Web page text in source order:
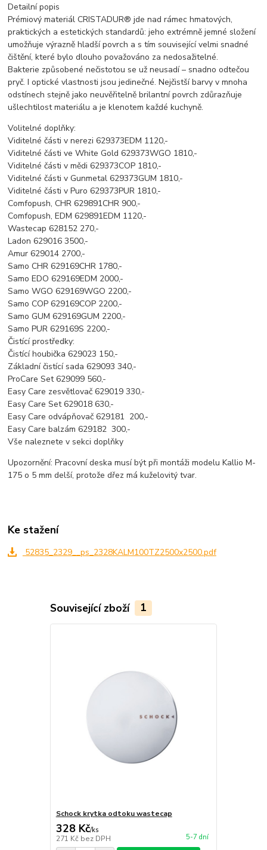
Detailní popis
Prémiový materiál CRISTADUR® jde nad rámec hmatových,
praktických a estetických standardů: jeho extrémně jemné složení
umožňuje výrazně hladší povrch a s tím související velmi snadné
čištění, které bylo dlouho považováno za nedosažitelné.
Bakterie způsobené nečistotou se už neusadí – snadno odtečou
pryč. I optické vlastnosti jsou jedinečné. Nejčistší barvy v mnoha
odstínech stejně jako neuvěřitelně brilantní povrch zdůrazňuje
ušlechtilost materiálu a je klenotem každé kuchyně.
Volitelné doplňky:
Viditelné části v nerezi 629373EDM 1120,-
Viditelné části ve White Gold 629373WGO 1810,-
Viditelné části v mědi 629373COP 1810,-
Viditelné části v Gunmetal 629373GUM 1810,-
Viditelné části v Puro 629373PUR 1810,-
Comfopush, CHR 629891CHR 900,-
Comfopush, EDM 629891EDM 1120,-
Wastecap 628152 270,-
Ladon 629016 3500,-
Amur 629014 2700,-
Samo CHR 629169CHR 1780,-
Samo EDO 629169EDM 2000,-
Samo WGO 629169WGO 2200,-
Samo COP 629169COP 2200,-
Samo GUM 629169GUM 2200,-
Samo PUR 629169S 2200,-
Čistící prostředky:
Čistící houbička 629023 150,-
Základní čistící sada 629093 340,-
ProCare Set 629099 560,-
Easy Care zesvětlovač 629019 330,-
Easy Care Set 629018 630,-
Easy Care odvápňovač 629181 200,-
Easy Care balzám 629182 300,-
Vše naleznete v sekci doplňky
Upozornění: Pracovní deska musí být při montáži modelu Kallio M-
175 o 5 mm delší, protože dřez má kuželovitý tvar.
Ke stažení
52835_2329__ps_2328KALM100TZ2500x2500.pdf
Související zboží 1
Schock krytka odtoku wastecap
328 Kč/ks
271 Kč bez DPH 5-7 dní